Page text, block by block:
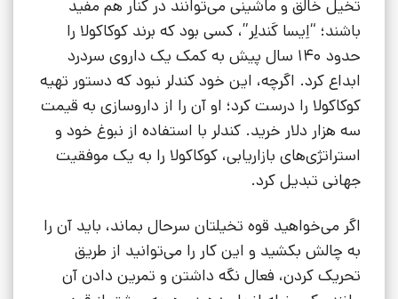
تخیل خالق و ماشینی می‌توانند در کنار هم مفید
باشند؛ “اِیسا کَندلِر”، کسی بود که برند کوکاکولا را
حدود 140 سال پیش به کمک یک داروی سردرد
ابداع کرد. اگرچه، این خود کندلر نبود که دستور تهیه
کوکاکولا را درست کرد؛ او آن را از داروسازی به قیمت
سه هزار دلار خرید. کندلر با استفاده از نبوغ خود و
استراتژی‌های بازاریابی، کوکاکولا را به یک موفقیت
جهانی تبدیل کرد.
اگر می‌خواهید قوه تخیلتان سرحال بماند، باید آن را
به چالش بکشید و این کار را می‌توانید از طریق
تحریک کردن، فعال نگه داشتن و تمرین دادن آن